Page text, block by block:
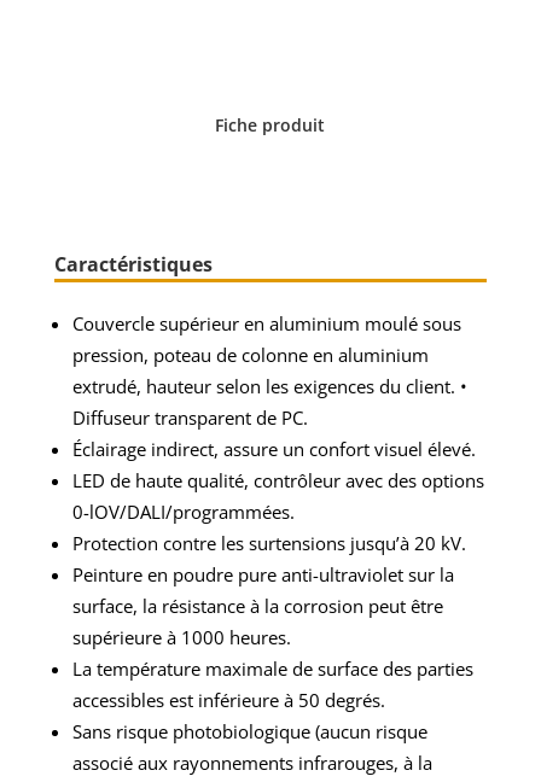
Fiche produit
Caractéristiques
Couvercle supérieur en aluminium moulé sous
pression, poteau de colonne en aluminium
extrudé, hauteur selon les exigences du client. •
Diffuseur transparent de PC.
Éclairage indirect, assure un confort visuel élevé.
LED de haute qualité, contrôleur avec des options
0-lOV/DALI/programmées.
Protection contre les surtensions jusqu’à 20 kV.
Peinture en poudre pure anti-ultraviolet sur la
surface, la résistance à la corrosion peut être
supérieure à 1000 heures.
La température maximale de surface des parties
accessibles est inférieure à 50 degrés.
Sans risque photobiologique (aucun risque
associé aux rayonnements infrarouges, à la